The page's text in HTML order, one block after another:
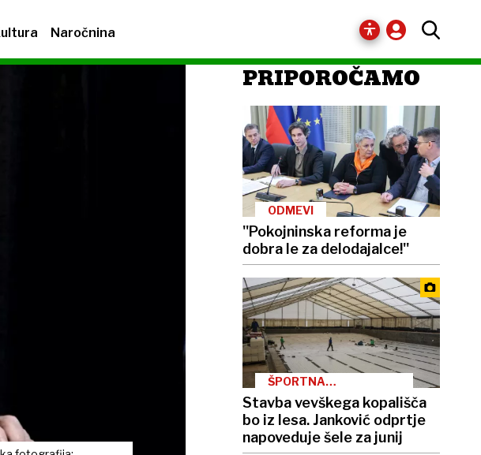
Naročnina
PRIPOROČAMO
ODMEVI
''Pokojninska reforma je
dobra le za delodajalce!''
ŠPORTNA
INFRASTRUKTURA
Stavba vevškega kopališča
bo iz lesa. Janković odprtje
napoveduje šele za junij